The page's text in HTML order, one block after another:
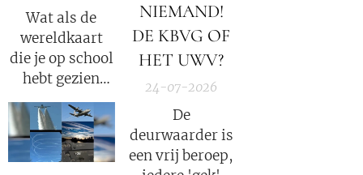
Wat als de
wereldkaart
die je op school
hebt gezien
slechts een
klein fragment
van de
waarheid was?
NIEMAND!
DE KBVG OF
HET UWV?
24-07-2026
De
deurwaarder is
een vrij beroep,